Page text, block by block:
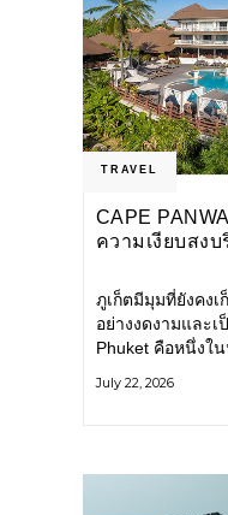
TRAVEL
CAPE
ความเงียบสง
ภูเก็ตมีมุมที่ยังคงเ
อย่างงดงามและ
Phuket คือหนึ่งใ
แหลมพันวา ทางต
July 22, 2026